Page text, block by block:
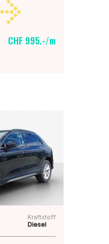
CHF 995.-/m
Kraftstoff
Diesel